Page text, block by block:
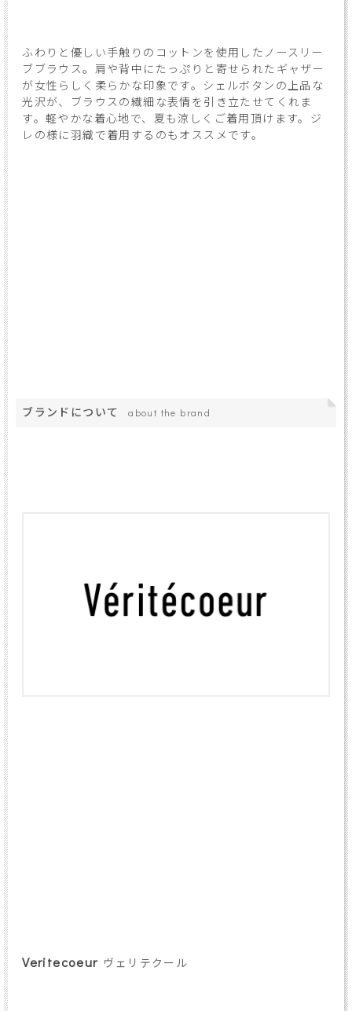
ふわりと優しい手触りのコットンを使用したノースリー
ブブラウス。肩や背中にたっぷりと寄せられたギャザー
が女性らしく柔らかな印象です。シェルボタンの上品な
光沢が、ブラウスの繊細な表情を引き立たせてくれま
す。軽やかな着心地で、夏も涼しくご着用頂けます。ジ
レの様に羽織で着用するのもオススメです。
ブランドについて about the brand
Veritecoeur ヴェリテクール